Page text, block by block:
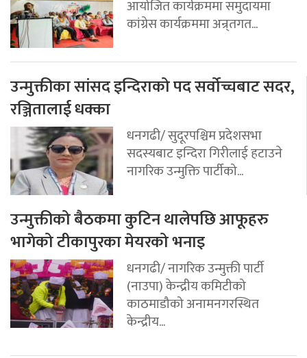
आयोजित कार्यक्रममा समुदायमा
कांग्रेस कार्यक्रममा अन्र्तगत...
उन्मुक्तीका सांसद इन्दिराको पद सर्वोच्चबाट सदर,
रञ्जितालाई धक्का
धनगढी/ सुदूरपश्चिम प्रदेशसभा
सदस्यबाट इन्दिरा गिरीलाई हटाउने
नागरिक उन्मुक्ति पार्टीको...
उन्मुक्तीको बैठकमा कुटिन थालेपछि आफूहरु
भागेको टीकापुरका मेयरको भनाइ
धनगढी/ नागरिक उन्मुक्ती पार्टी
(नाउपा) केन्द्रीय कमिटीको
काठमाडौको अनामनगरस्थित
केन्द्रीय...